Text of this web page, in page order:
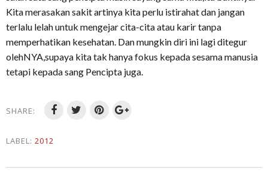
Kita merasakan sakit artinya kita perlu istirahat dan jangan
terlalu lelah untuk mengejar cita-cita atau karir tanpa
memperhatikan kesehatan. Dan mungkin diri ini lagi ditegur
olehNYA,supaya kita tak hanya fokus kepada sesama manusia
tetapi kepada sang Pencipta juga.
SHARE:
LABEL: 2012